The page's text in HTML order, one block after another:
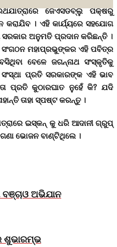
ଜେଏସଡବ୍ଲୁ ପକ୍ଷରୁ
। ଏହି କାର୍ଯ୍ୟରେ ସହଯୋଗ
ଅନୁମତି ପ୍ରଦାନ କରିଛନ୍ତି ।
ସଂଗଠନ ମହାପ୍ରଭୁଙ୍କର ଏହି ପବିତ୍ର
ବେଳେ ଜଗନ୍ନାଥ ସଂସ୍କୃତିକୁ
ପ୍ରତି ସରକାରଙ୍କ ଏହି ଭାବ
ପ୍ରତି କୁଠାରଘାତ ନୁହେଁ କି? ଯଦି
ତାହା ସ୍ପଷ୍ଟ କରନ୍ତୁ ।
ଇସ୍କନ୍ କୁ ଧରି ଆଦାନୀ ଗ୍ରୁପ୍
ଭୋଜନ ବାଣ୍ଟିଥିଲେ ।
ବଞ୍ଚାଓ ଅଭିଯାନ
ଶୁଭାରମ୍ଭ